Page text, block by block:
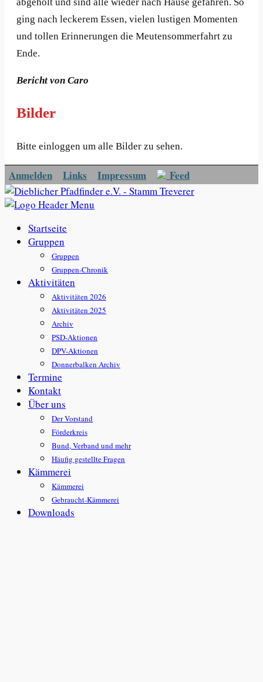
ging nach leckerem Essen, vielen lustigen Momenten
und tollen Erinnerungen die Meutensommerfahrt zu
Ende.
Bericht von Caro
Bilder
Bitte einloggen um alle Bilder zu sehen.
Anmelden Links Impressum Feed
Startseite
Gruppen
Gruppen
Gruppen-Chronik
Aktivitäten
Aktivitäten 2026
Aktivitäten 2025
Archiv
PSD-Aktionen
DPV-Aktionen
Donnerbalken Archiv
Termine
Kontakt
Über uns
Der Vorstand
Förderkreis
Bund, Verband und mehr
Häufig gestellte Fragen
Kämmerei
Kämmerei
Gebraucht-Kämmerei
Downloads